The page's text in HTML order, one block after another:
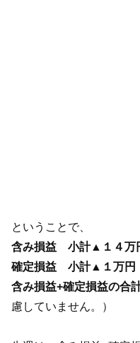
ということで、
含み損益 小計▲１４万
確定損益 小計▲１万円
含み損益+確定損益の合
慮していません。）